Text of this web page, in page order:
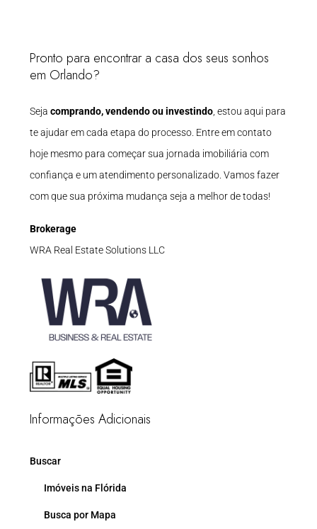
Pronto para encontrar a casa dos seus sonhos
em Orlando?
Seja comprando, vendendo ou investindo , estou aqui para
te ajudar em cada etapa do processo. Entre em contato
hoje mesmo para começar sua jornada imobiliária com
confiança e um atendimento personalizado. Vamos fazer
com que sua próxima mudança seja a melhor de todas!
Brokerage
WRA Real Estate Solutions LLC
Informações Adicionais
Buscar
Imóveis na Flórida
Busca por Mapa